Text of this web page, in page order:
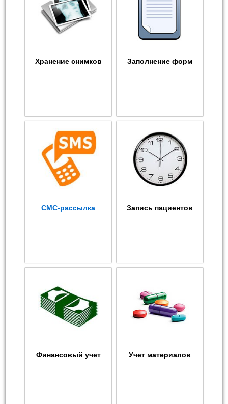
Хранение снимков Заполнение форм
СМС-рассылка Запись пациентов
Финансовый учет Учет материалов